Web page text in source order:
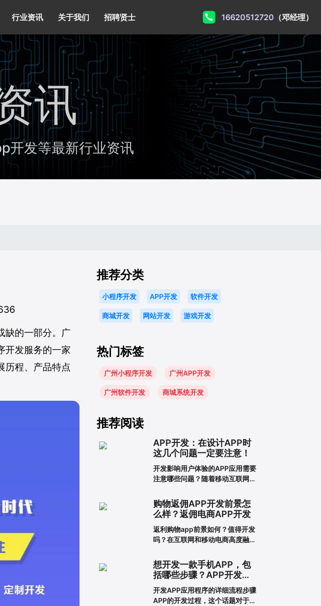
行业资讯 关于我们 招聘贤士 16620512720 （邓经理）
讯
开发等最新行业资讯
缺的一部分。广
开发服务的一家
历程、产品特点
推荐分类
小程序开发 APP开发 软件开发
商城开发 网站开发 游戏开发
热门标签
广州小程序开发 广州APP开发
广州软件开发 商城系统开发
推荐阅读
APP开发：在设计APP时
这几个问题一定要注意！
开发影响用户体验的APP应用需要
注意哪些问题？随着移动互联网的
越大，这也给企业带来了更多的商
机，于是很多企业开始开发长沙
APP，希望从中获得更多的发展机
会。当然，并不仅仅是开发APP应
用就能达到目的。前提一定是保证
在
购物返佣APP开发前景怎
么样？返佣电商APP开发
返利购物app前景如何？值得开发
吗？在互联网和移动电商高度融合
到购买商品的便利，所以市面上的
移动网购平台越来越多。为了更好
地吸引用户，许多企业和商家开始
致力于返利购物app的建设。返利
购物app有什么优势？一、在网络
想开发一款手机APP，包
括哪些步骤？APP开发流
程详解
开发APP应用程序的详细流程步骤
APP的开发过程，这个话题对于我